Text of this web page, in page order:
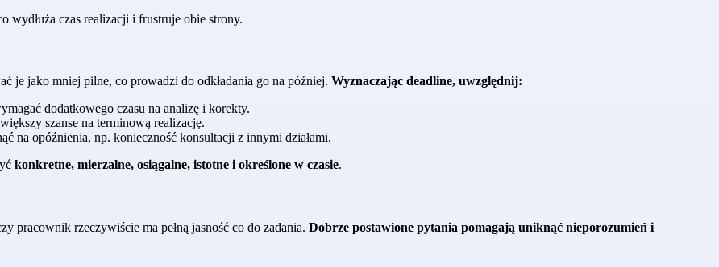
wydłuża czas realizacji i frustruje obie strony.
je jako mniej pilne, co prowadzi do odkładania go na później. Wyznaczając deadline, uwzględnij:
dodatkowego czasu na analizę i korekty.
szanse na terminową realizację.
na opóźnienia, np. konieczność konsultacji z innymi działami.
konkretne, mierzalne, osiągalne, istotne i określone w czasie.
pracownik rzeczywiście ma pełną jasność co do zadania. Dobrze postawione pytania pomagają uniknąć nieporozumień i